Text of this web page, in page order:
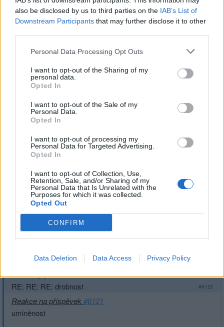
also be disclosed by us to third parties on the IAB’s List of
Downstream Participants that may further disclose it to other
Personal Data Processing Opt Outs
I want to opt-out of the Sharing of my
personal data.
Opted In
I want to opt-out of the Sale of my
Personal Data.
Opted In
I want to opt-out of processing my
Personal Data for Targeted Advertising.
Opted In
I want to opt-out of Collection, Use,
Retention, Sale, and/or Sharing of my
Personal Data that Is Unrelated with the
Purposes for which it was collected.
Opted Out
CONFIRM
Data Deletion Data Access Privacy Policy
Přihlásit se a odpovědět
Předmět:
Eduard
Přihlásit se a odpovědět
Smazaný|Předmět:
RE: RE: RE: RE: RE:
Reakce na příspěvek#6122
Smazaný|Předmět:RE: RE: RE: RE: RE:
RE: RE: RE: drobnost
#6122
Reakce na příspěvek#6121
uminěnost